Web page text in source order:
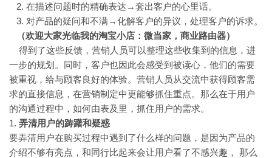
2. 在描述问题时的精确表达→套出客户的心里话。
3. 对产品的疑问和不满→化解客户的异议，处理客户的诉求。
（欢迎大家光临我的淘宝小店：微当家，商业路由器）
得到了这些反馈，营销人员可以整理这些收集到的信息，进
一步的规划。同时，客户也因此会感受到被读心，他们的需要
被重视，给与顾客良好的体验。营销人员从交流中获得顾客需
求的直接信息，在营销制定中更能够抓住重点。那么在于用户
的沟通过程中，如何由表及里，抓住用户的需求。
1. 弄清用户的踌躇和疑惑
要弄清用户在购买过程中遇到了什么样的问题，是因为产品的
介绍不够有亮点，和同行比起来会让用户看了不感兴趣， 那么